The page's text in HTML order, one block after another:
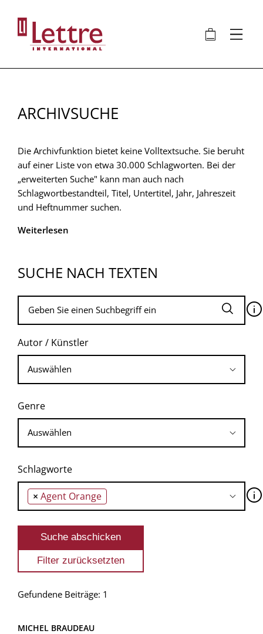
Inhalt
🛍 ⋮
ARCHIVSUCHE
Die Archivfunktion bietet keine Volltextsuche. Sie beruht
auf einer Liste von etwa 30.000 Schlagworten. Bei der
„erweiterten Suche" kann man auch nach
Schlagwortbestandteil, Titel, Untertitel, Jahr, Jahreszeit
und Heftnummer suchen.
Weiterlesen
SUCHE NACH TEXTEN
🛈
Autor / Künstler
Genre
Schlagworte
× Agent Orange 🛈
Gefundene Beiträge: 1
MICHEL BRAUDEAU